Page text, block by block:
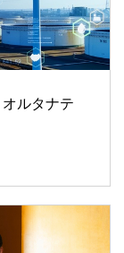
ルタナテ